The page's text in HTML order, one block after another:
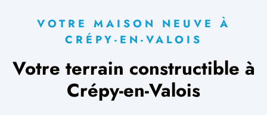
VOTRE MAISON NEUVE À
CRÉPY-EN-VALOIS
Votre terrain constructible à
Crépy-en-Valois